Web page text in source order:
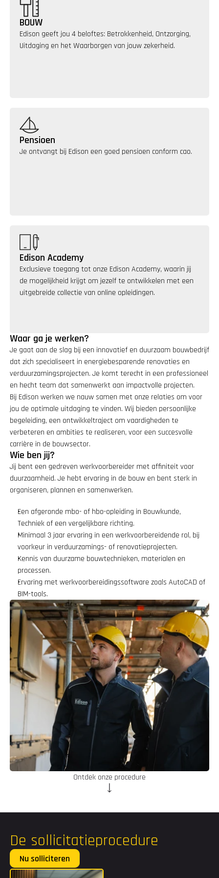
BOUW
Edison geeft jou 4 beloftes: Betrokkenheid, Ontzorging,
Uitdaging en het Waarborgen van jouw zekerheid.
Pensioen
Je ontvangt bij Edison een goed pensioen conform cao.
Edison Academy
Exclusieve toegang tot onze Edison Academy, waarin jij
de mogelijkheid krijgt om jezelf te ontwikkelen met een
uitgebreide collectie van online opleidingen.
Waar ga je werken?
Je gaat aan de slag bij een innovatief en duurzaam bouwbedrijf
dat zich specialiseert in energiebesparende renovaties en
verduurzamingsprojecten. Je komt terecht in een professioneel
en hecht team dat samenwerkt aan impactvolle projecten.
Bij Edison werken we nauw samen met onze relaties om voor
jou de optimale uitdaging te vinden. Wij bieden persoonlijke
begeleiding, een ontwikkeltraject om vaardigheden te
verbeteren en ambities te realiseren, voor een succesvolle
carrière in de bouwsector.
Wie ben jij?
Jij bent een gedreven werkvoorbereider met affiniteit voor
duurzaamheid. Je hebt ervaring in de bouw en bent sterk in
organiseren, plannen en samenwerken.
Een afgeronde mbo- of hbo-opleiding in Bouwkunde,
Techniek of een vergelijkbare richting.
Minimaal 3 jaar ervaring in een werkvoorbereidende rol, bij
voorkeur in verduurzamings- of renovatieprojecten.
Kennis van duurzame bouwtechnieken, materialen en
processen.
Ervaring met werkvoorbereidingssoftware zoals AutoCAD of
BIM-tools.
Ontdek onze procedure
De sollicitatieprocedure
Nu solliciteren
Voornaam